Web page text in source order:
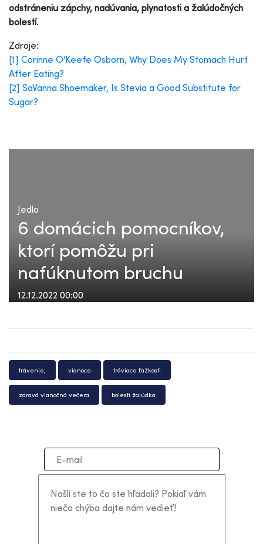
odstráneniu zápchy, nadúvania, plynatosti a žalúdočných
bolestí.
Zdroje:
[1] Corinne O'Keefe Osborn, Why Does My Stomach Hurt
After Eating?
[2] SaVanna Shoemaker, Is Stevia a Good Substitute for
Sugar?
Jedlo
6 domácich pomocníkov,
ktorí pomôžu pri
nafúknutom bruchu
12.12.2022 00:00
trávenie, vianoce tráviace ťažkosti
zdravá vianočná večera bolesti žalúdka